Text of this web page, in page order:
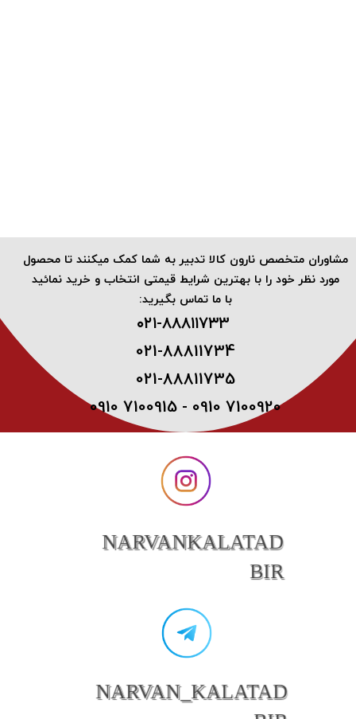
​مشاوران متخصص نارون کالا تدبیر به شما کمک میکنند تا محصول
مورد نظر خود را با بهترین شرایط قیمتی انتخاب و خرید نمائید
با ما تماس بگیرید:
۰۲۱-۸۸۸۱۱۷۳3 ​
021-88811734
021-88811735
0910 7100915 - 0910 7100920
NARVANKALATAD
BIR
NARVAN_KALATAD